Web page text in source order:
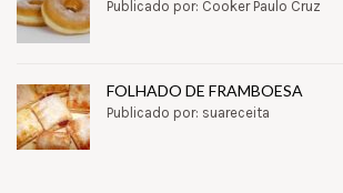
Publicado por: Cooker Paulo Cruz
FOLHADO DE FRAMBOESA
Publicado por: suareceita